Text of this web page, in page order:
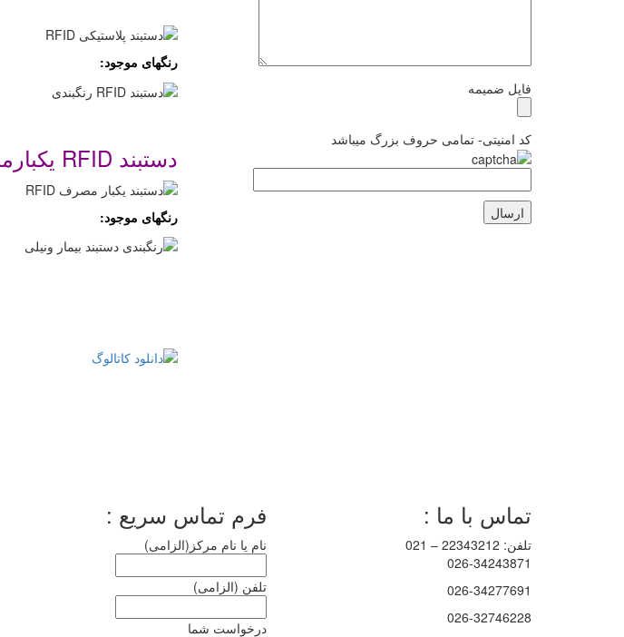
رنگهای موجود:
دستبند RFID یکبارمصرف جنس PVC
رنگهای موجود:
فایل ضمیمه
کد امنیتی- تمامی حروف بزرگ میباشد
فرم تماس سریع :
نام یا نام مرکز(الزامی)
تلفن (الزامی)
درخواست شما
تماس با ما :
تلفن: 22343212 – 021
026-34243871
026-34277691
026-32746228